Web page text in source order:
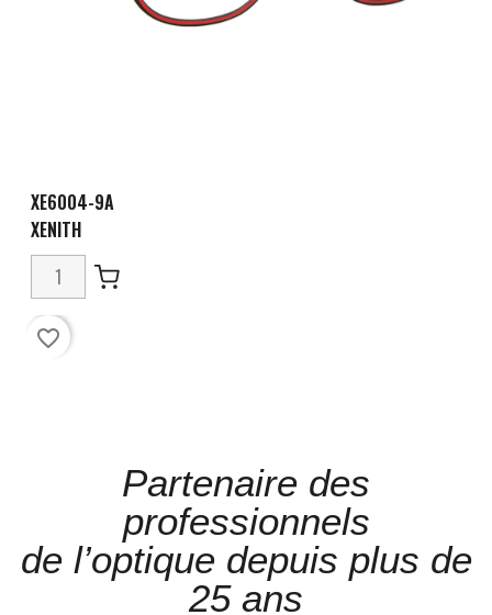
XE6004-9A
XENITH
favorite_border
Partenaire des
professionnels
de l’optique depuis plus de
25 ans